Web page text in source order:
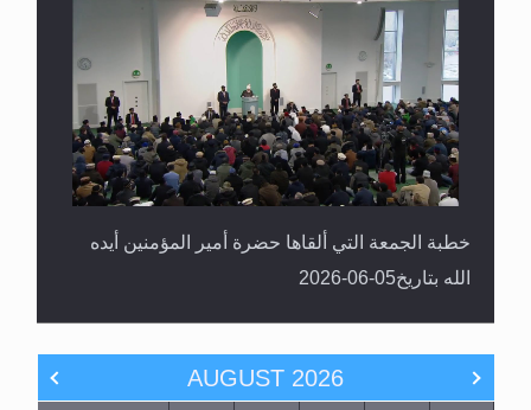
خطبة الجمعة التي ألقاها حضرة أمير المؤمنين أيده
الله بتاريخ05-06-2026
AUGUST 2026